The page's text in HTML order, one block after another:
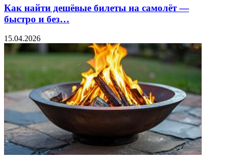
Как найти дешёвые билеты на самолёт —
быстро и без…
15.04.2026